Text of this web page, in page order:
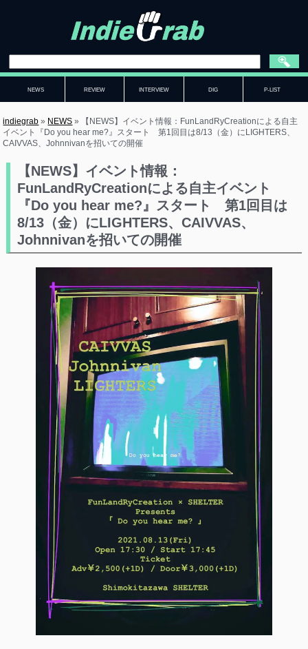
NEWS REVIEW INTERVIEW DIG P-LIST
indiegrab » NEWS »
【NEWS】イベント情報：FunLandRyCreationによる自主
イベント『Do you hear me?』スタート 第1回目は8/13（金）にLIGHTERS、
CAIVVAS、Johnnivanを招いての開催
【NEWS】イベント情報：
FunLandRyCreationによる自主イベント
『Do you hear me?』スタート 第1回目は
8/13（金）にLIGHTERS、CAIVVAS、
Johnnivanを招いての開催